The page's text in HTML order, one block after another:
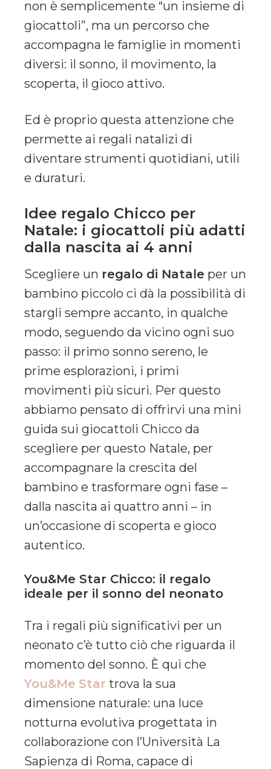
non è semplicemente “un insieme di
giocattoli”, ma un percorso che
accompagna le famiglie in momenti
diversi: il sonno, il movimento, la
scoperta, il gioco attivo.
Ed è proprio questa attenzione che
permette ai regali natalizi di
diventare strumenti quotidiani, utili
e duraturi.
Idee regalo Chicco per
Natale: i giocattoli più adatti
dalla nascita ai 4 anni
Scegliere un regalo di Natale per un
bambino piccolo ci dà la possibilità di
stargli sempre accanto, in qualche
modo, seguendo da vicino ogni suo
passo: il primo sonno sereno, le
prime esplorazioni, i primi
movimenti più sicuri. Per questo
abbiamo pensato di offrirvi una mini
guida sui giocattoli Chicco da
scegliere per questo Natale, per
accompagnare la crescita del
bambino e trasformare ogni fase –
dalla nascita ai quattro anni – in
un’occasione di scoperta e gioco
autentico.
You&Me Star Chicco: il regalo
ideale per il sonno del neonato
Tra i regali più significativi per un
neonato c’è tutto ciò che riguarda il
momento del sonno. È qui che
You&Me Star trova la sua
dimensione naturale: una luce
notturna evolutiva progettata in
collaborazione con l’Università La
Sapienza di Roma, capace di